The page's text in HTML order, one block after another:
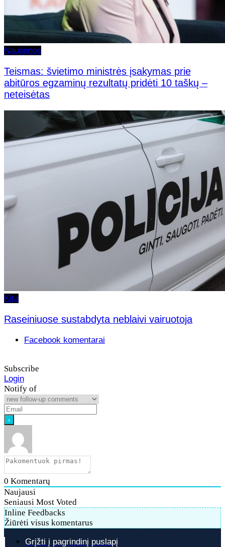
Naujienos
Teismas: švietimo ministrės įsakymas prie
abitūros egzaminų rezultatų pridėti 10 taškų –
neteisėtas
Kita
Raseiniuose sustabdyta neblaivi vairuotoja
Facebook komentarai
Subscribe
Login
Notify of
0 Komentarų
Naujausi
Seniausi Most Voted
Inline Feedbacks
Žiūrėti visus komentarus
Grįžti į pagrindinį puslapį